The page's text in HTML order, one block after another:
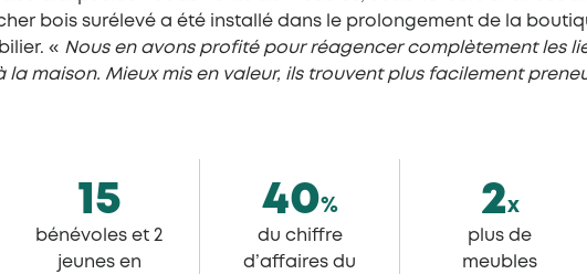
bois surélevé a été installé dans le prolongement de la
« Nous en avons profité pour réagencer complètement les
la maison. Mieux mis en valeur, ils trouvent plus facilement
15
bénévoles et 2
jeunes en
40%
du chiffre
d’affaires du
2x
plus de
meubles